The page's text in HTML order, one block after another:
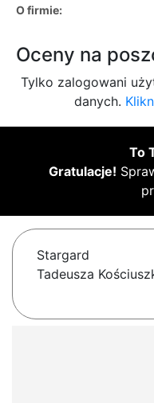
O firmie:
Oceny na
Tylko zalogowani
danych.
To
Gratulacje!
Stargard
Tadeusza